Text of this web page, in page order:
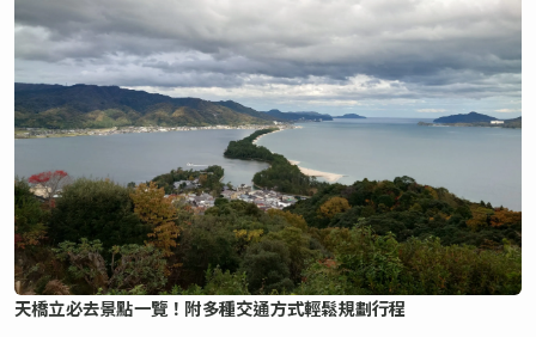
天橋立必去景點一覽！附多種交通方式輕鬆規劃行程